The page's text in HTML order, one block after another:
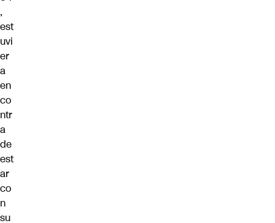
,
est
uvi
er
a
en
co
ntr
a
de
est
ar
co
n
su